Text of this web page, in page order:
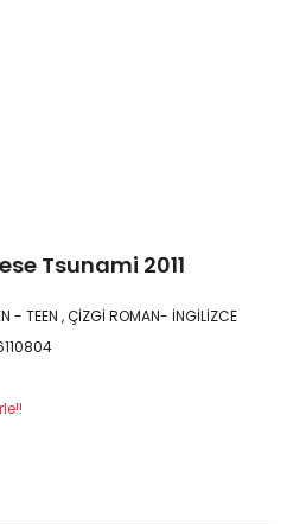
Tsunami 2011
- TEEN ,ÇİZGİ ROMAN- İNGİLİZCE